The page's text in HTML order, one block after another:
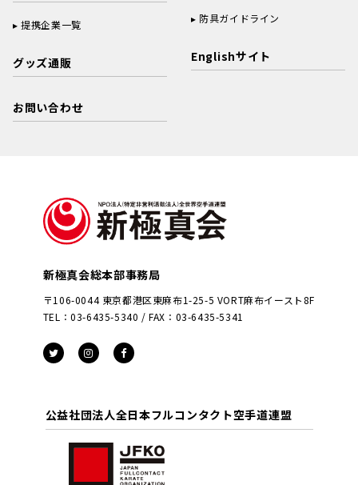
提携企業一覧
グッズ通販
お問い合わせ
防具ガイドライン
Englishサイト
新極真会総本部事務局
〒106-0044 東京都港区東麻布1-25-5 VORT麻布イースト8F
TEL：03-6435-5340 / FAX：03-6435-5341
公益社団法人全日本フルコンタクト空手道連盟